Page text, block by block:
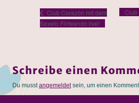
Club Corazón mit dem
Sexeto Flirteando live!
Club
Schreibe einen
Du musstangemeldetsein, um einen